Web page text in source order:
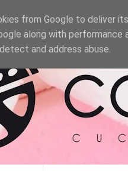
from Google to deliver
along with
and address abuse.